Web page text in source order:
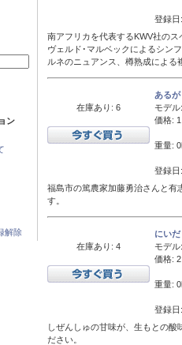
ン
解除
登録
南アフリカを代表するKWV社の
ヴェルド･マルベックによるシン
ルネのニュアンス、樽熟成によ
在庫あり: 6
ある
モデル:
価格:
重量:
登録
福島市の篤農家加藤勇治さんと有
す。
在庫あり: 4
にい
モデル:
価格:
重量:
登録
しぜんしゅの甘味が、生もとの
ださい。